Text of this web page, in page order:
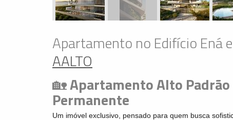
Apartamento no Edifício Ená
AALTO
🏡Apartamento Alto
Permanente
Um imóvel exclusivo, pensado para quem busca